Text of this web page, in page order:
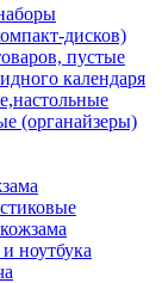
дисков)
пустые
календаря
(органайзеры)
ноутбука